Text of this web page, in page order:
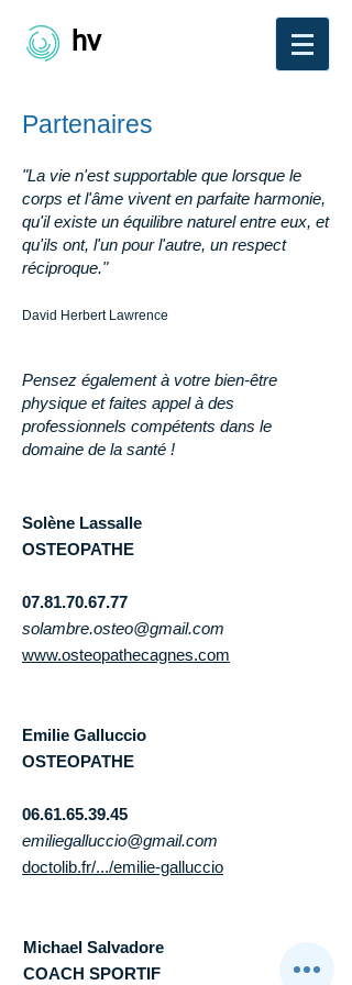
hvcoaching
Partenaires
"La vie n'est supportable que lorsque le
corps et l'âme vivent en parfaite harmonie,
qu'il existe un équilibre naturel entre eux, et
qu'ils ont, l'un pour l'autre, un respect
réciproque."
David Herbert Lawrence
Pensez également à votre bien-être
physique et faites appel à des
professionnels compétents dans le
domaine de la santé !
Solène Lassalle
OSTEOPATHE
07.81.70.67.77​
solambre.osteo@gmail.com
www.osteopathecagnes.com
Emilie Galluccio
OSTEOPATHE
06.61.65.39.45​
emiliegalluccio@gmail.com
doctolib.fr/.../emilie-galluccio
Michael Salvadore
COACH SPORTIF